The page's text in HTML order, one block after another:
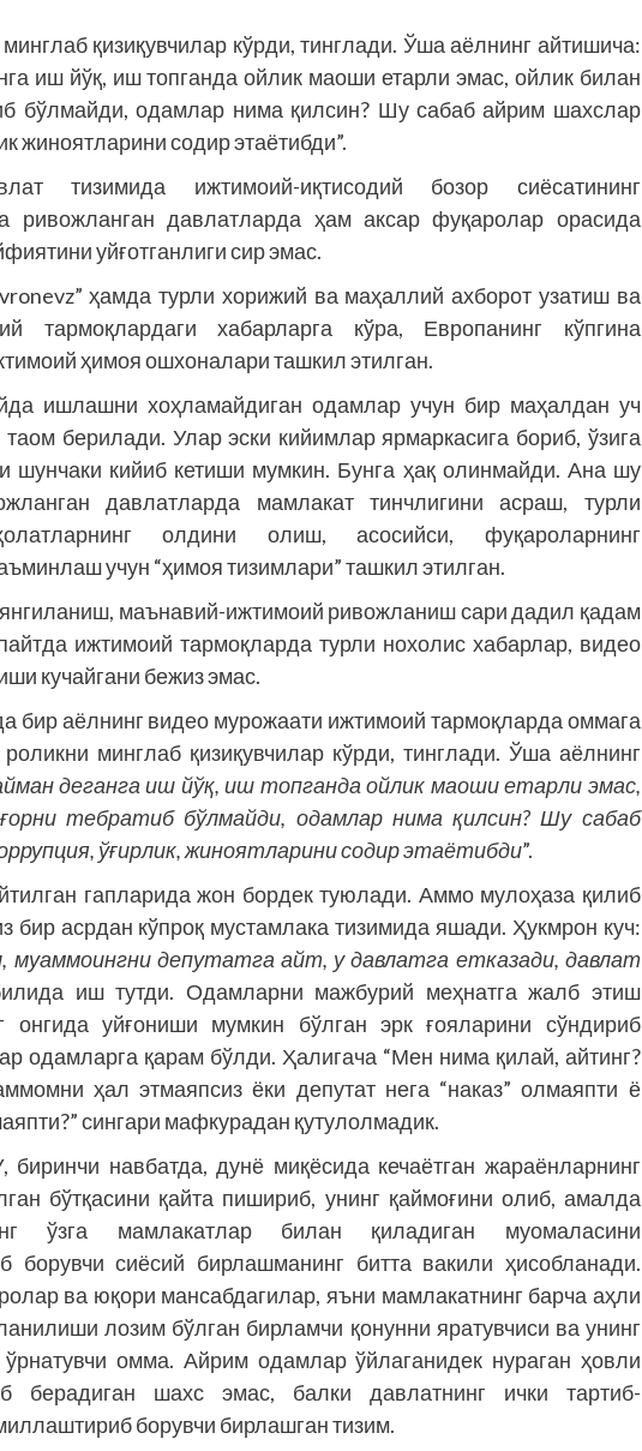
қизиқувчилар кўрди, тинглади. Ўша аёлнинг айтишича:
иш йўқ, иш топганда ойлик маоши етарли эмас, ойлик билан
бўлмайди, одамлар нима қилсин? Шу сабаб айрим шахслар
жиноятларини содир этаётибди”.
тизимида ижтимоий-иқтисодий бозор сиёсатининг
ривожланган давлатларда ҳам аксар фуқаролар орасида
уйғотганлиги сир эмас.
ҳамда турли хорижий ва маҳаллий ахборот узатиш ва
тармоқлардаги хабарларга кўра, Европанинг кўпгина
ҳимоя ошхоналари ташкил этилган.
ишлашни хоҳламайдиган одамлар учун бир маҳалдан уч
берилади. Улар эски кийим­лар ярмаркасига бориб, ўзига
шунчаки кийиб кетиши мумкин. Бунга ҳақ олинмайди. Ана шу
давлатларда мамлакат тинчлигини асраш, турли
олдини олиш, асосийси, фуқароларнинг
учун “ҳимоя тизимлари” ташкил этилган.
маънавий-ижтимоий ривожланиш сари дадил қадам
ижтимоий тармоқларда турли нохолис хабарлар, видео
кучайгани бежиз эмас.
бир аёлнинг видео мурожаати ижтимоий тармоқларда оммага
минглаб қизиқувчилар кўр­ди, тинглади. Ўша аёлнинг
деганга иш йўқ, иш топганда ойлик маоши етарли эмас,
тебратиб бўл­майди, одамлар нима қилсин? Шу сабаб
ўғирлик, жиноятларини содир этаётибди”.
гапларида жон бордек туюлади. Аммо мулоҳаза қилиб
бир аср­дан кўпроқ мустамлака тизимида яшади. Ҳукмрон куч:
муаммоингни депутатга айт, у давлатга етказади, давлат
иш тутди. Одамларни мажбурий меҳнатга жалб этиш
онгида уйғониши мумкин бўлган эрк ғояларини сўндириб
одамларга қа­рам бўлди. Ҳалигача “Мен нима қилай, айтинг?
ҳал этмаяпсиз ёки депутат нега “наказ” олмаяпти ё
сингари мафкурадан қутулолмадик.
биринчи навбатда, дунё миқёсида кечаётган жараёнларнинг
бўтқасини қайта пишириб, унинг қаймоғини олиб, амалда
ўзга мамлакатлар билан қиладиган муомаласини
борувчи сиёсий бирлашманинг битта вакили ҳисобланади.
ва юқори мансабдагилар, яъни мамлакатнинг барча аҳли
лозим бўлган бирламчи қонунни яратувчиси ва унинг
ўрнатувчи омма. Айрим одамлар ўйлаганидек нураган ҳовли
берадиган шахс эмас, балки давлатнинг ички тартиб-
борувчи бирлашган тизим.